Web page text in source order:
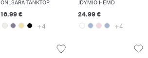
ONLSARA TANKTOP
16.99 €
+4
JDYMIO HEMD
24.99 €
+4